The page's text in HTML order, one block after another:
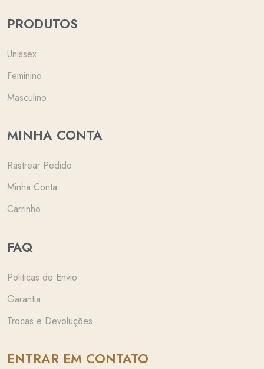
PRODUTOS
Unissex
Feminino
Masculino
MINHA CONTA
Rastrear Pedido
Minha Conta
Carrinho
FAQ
Politicas de Envio
Garantia
Trocas e Devoluções
ENTRAR EM CONTATO